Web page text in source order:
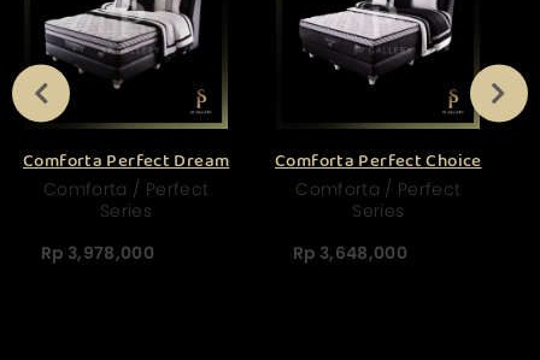
Comforta Perfect Dream
Comforta / Perfect
Series
Rp 3,978,000
Comforta Perfect Choice
Comforta / Perfect
Series
Rp 3,648,000